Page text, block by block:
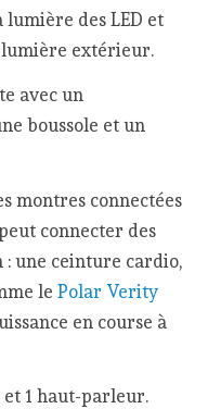
des LED et
extérieur.
avec un
boussole et un
montres connectées
connecter des
: une ceinture cardio,
lePolar Verity
en course à
1 haut-parleur.